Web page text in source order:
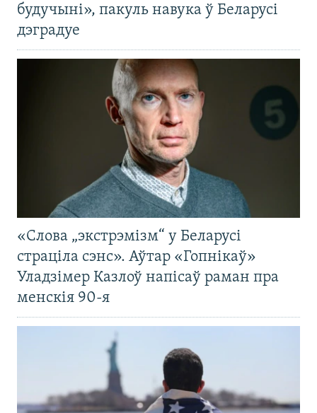
будучыні», пакуль навука ў Беларусі
дэградуе
«Слова „экстрэмізм“ у Беларусі
страціла сэнс». Аўтар «Гопнікаў»
Уладзімер Казлоў напісаў раман пра
менскія 90-я